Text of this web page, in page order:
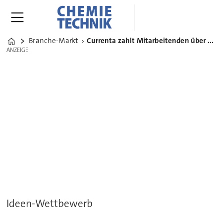
Home
Branche-Markt Currenta zahlt Mitarbeitenden über 500.000-Euro-Prämien
ANZEIGE
ANZEIGE
Ideen-Wettbewerb